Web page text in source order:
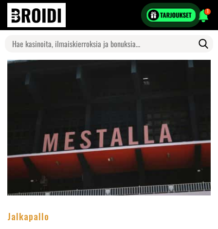
1
Search
for:
Jalkapallo